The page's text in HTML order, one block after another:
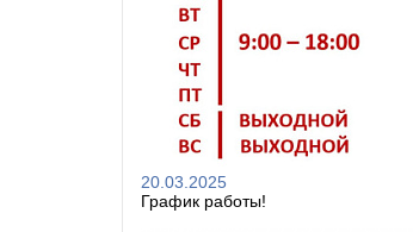
20.03.2025
График работы!